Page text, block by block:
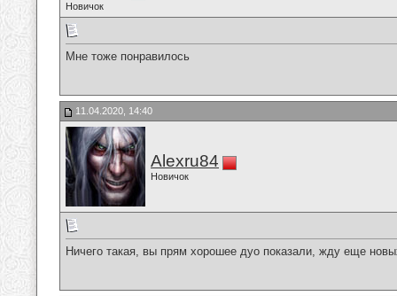
Новичок
Мне тоже понравилось
11.04.2020, 14:40
Alexru84
Новичок
Ничего такая, вы прям хорошее дуо показали, жду еще